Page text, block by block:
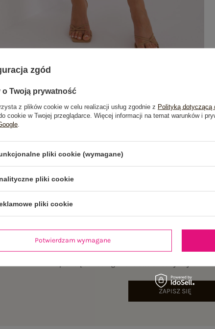
Zwroty i reklamacje Opinie o produkcie(1)
ZAPISZ SIĘ
zgód
o Twoją prywatność
z plików cookie w celu realizacji usług zgodnie z Polityką dotyczącą
cookie w Twojej przeglądarce. Więcej informacji na temat warunków i
pliki cookie (wymagane)
pliki cookie
pliki cookie
Potwierdzam wymagane